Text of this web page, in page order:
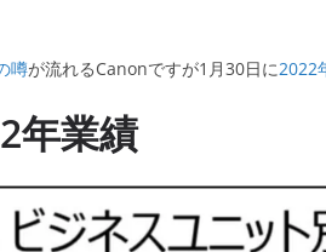
噂が流れるCanonですが1月30日に2022
年業績